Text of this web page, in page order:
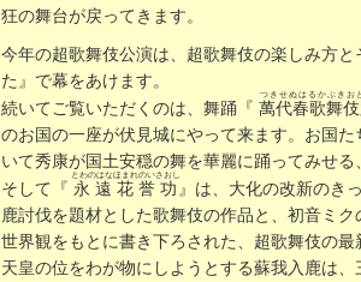
狂の舞台が戻ってきます。
今年の超歌舞伎公演は、超歌舞伎の楽しみ方
た』で幕をあけます。
続いてご覧いただくのは、舞踊『 萬代春歌舞
つきせぬはるかぶきお
のお国の一座が伏見城にやって来ます。お国
いて秀康が国土安穏の舞を華麗に踊ってみせる
そして『 永遠花誉功
とわのはなほまれのいさおし
』は、大化の改新のき
鹿討伐を題材とした歌舞伎の作品と、初音ミ
世界観をもとに書き下ろされた、超歌舞伎の最
天皇の位をわが物にしようとする蘇我入鹿は、